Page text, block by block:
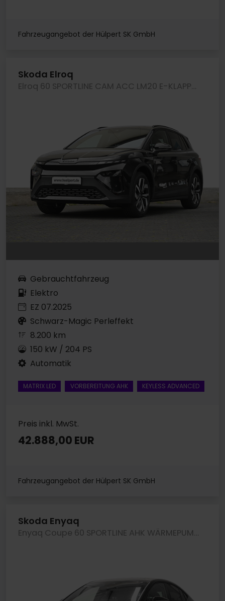
Fahrzeugangebot der Hülpert SK GmbH
Skoda Elroq
Elroq 60 SPORTLINE CAM ACC LM20 E-KLAPPE NAVI
Gebrauchtfahrzeug
Elektro
EZ 07.2025
Schwarz-Magic Perleffekt
8.200 km
150 kW / 204 PS
Automatik
MATRIX LED VORBEREITUNG AHK KEYLESS ADVANCED
Preis inkl. MwSt.
42.888,00 EUR
Fahrzeugangebot der Hülpert SK GmbH
Skoda Enyaq
Enyaq Coupe 60 SPORTLINE AHK WÄRMEPUMPE 360CAM